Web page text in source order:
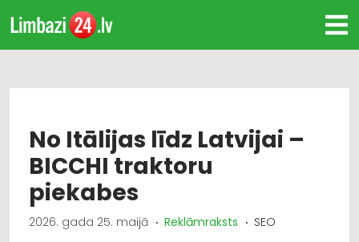
No Itālijas līdz Latvijai –
BICCHI traktoru
piekabes
2026. gada 25. maijā Reklāmraksts SEO